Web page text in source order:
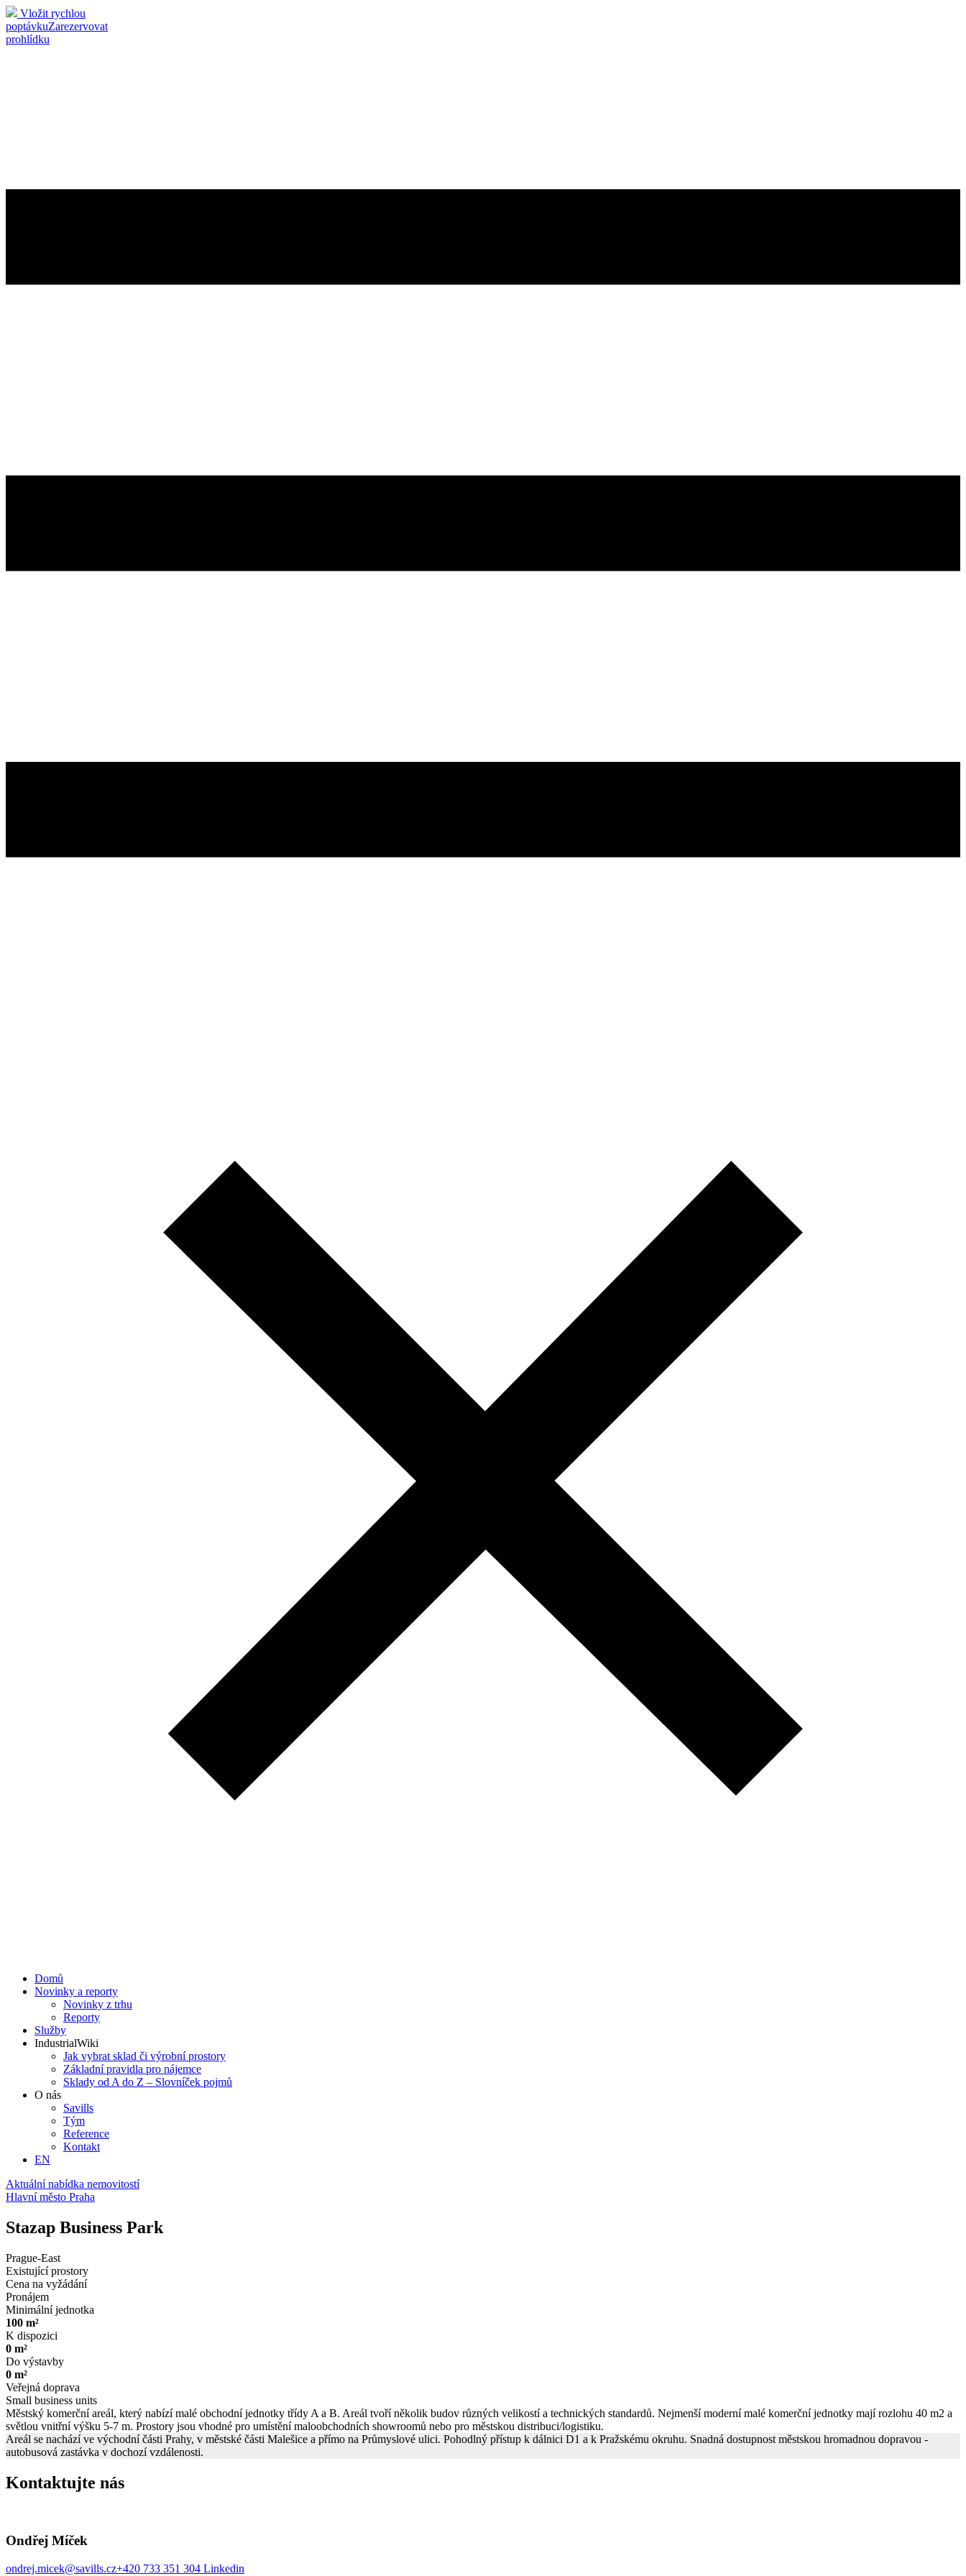
Vložit rychlou
poptávkuZarezervovat
prohlídku
Domů
Novinky a reporty
Novinky z trhu
Reporty
Služby
IndustrialWiki
Jak vybrat sklad či výrobní prostory
Základní pravidla pro nájemce
Sklady od A do Z – Slovníček pojmů
O nás
Savills
Tým
Reference
Kontakt​
EN
Aktuální nabídka nemovitostí
Hlavní město Praha
Stazap Business Park
Prague-East
Existující prostory
Cena na vyžádání
Pronájem
Minimální jednotka
100 m²
K dispozici
0 m²
Do výstavby
0 m²
Veřejná doprava
Small business units
Městský komerční areál, který nabízí malé obchodní jednotky třídy A a B. Areál tvoří několik budov různých velikostí a technických standardů. Nejmenší moderní malé komerční jednotky mají rozlohu 40 m2 a
světlou vnitřní výšku 5-7 m. Prostory jsou vhodné pro umístění maloobchodních showroomů nebo pro městskou distribuci/logistiku.
Areál se nachází ve východní části Prahy, v městské části Malešice a přímo na Průmyslové ulici. Pohodlný přístup k dálnici D1 a k Pražskému okruhu. Snadná dostupnost městskou hromadnou dopravou -
autobusová zastávka v dochozí vzdálenosti.
Kontaktujte nás
Ondřej Míček
ondrej.micek@savills.cz+420 733 351 304 Linkedin